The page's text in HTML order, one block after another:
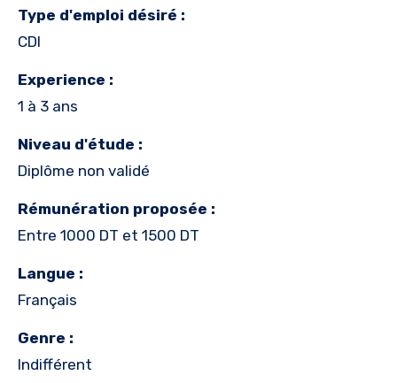
Type d'emploi désiré :
CDI
Experience :
1 à 3 ans
Niveau d'étude :
Diplôme non validé
Rémunération proposée :
Entre 1000 DT et 1500 DT
Langue :
Français
Genre :
Indifférent